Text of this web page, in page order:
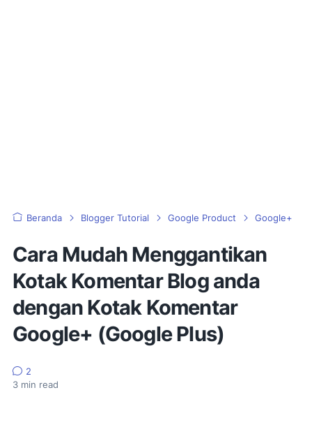
Beranda Blogger Tutorial Google Product Google+
Cara Mudah Menggantikan
Kotak Komentar Blog anda
dengan Kotak Komentar
Google+ (Google Plus)
2
3 min read